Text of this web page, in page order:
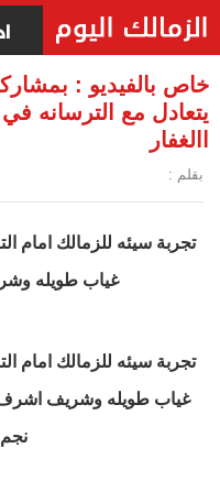
خاص بالفيديو :
يتعادل مع الترسانه
االغفار
بقلم :
تجربة سيئه للزمالك امام
غياب طويله
تجربة سيئه للزمالك امام
غياب طويله وشريف اشرف